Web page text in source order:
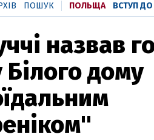
ПОШУК ПОЛЬЩА ВСТУП ДО
назвав
дому